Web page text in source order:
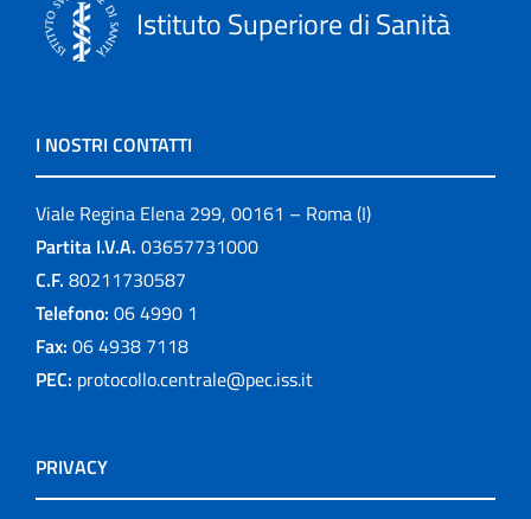
Istituto Superiore di Sanità
I NOSTRI CONTATTI
Viale Regina Elena 299, 00161 – Roma (I)
Partita I.V.A. 03657731000
C.F. 80211730587
Telefono: 06 4990 1
Fax: 06 4938 7118
PEC: protocollo.centrale@pec.iss.it
PRIVACY